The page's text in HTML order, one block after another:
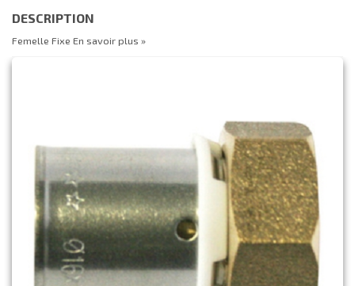
DESCRIPTION
Femelle Fixe En savoir plus »